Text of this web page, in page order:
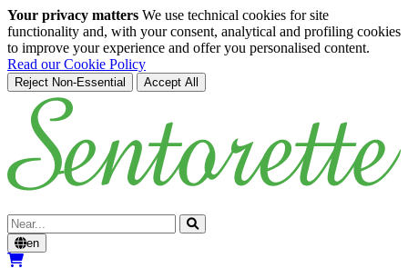
Your privacy matters We use technical cookies for site
functionality and, with your consent, analytical and profiling cookies
to improve your experience and offer you personalised content.
Read our Cookie Policy
Reject Non-Essential Accept All
Skip to main content
Cerca
en